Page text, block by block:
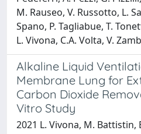
M. Rauseo, V. Russotto, L.
Spano, P. Tagliabue, T.
L. Vivona, C.A. Volta, V.
Alkaline Liquid
Membrane Lung for
Carbon Dioxide
Vitro Study
2021 L. Vivona, M. Battistin,